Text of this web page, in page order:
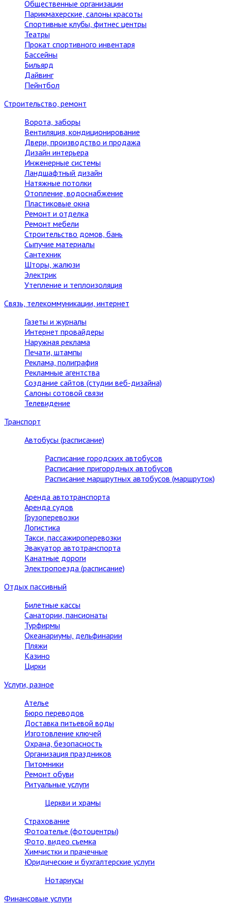
Общественные организации
Парикмахерские, салоны красоты
Спортивные клубы, фитнес центры
Театры
Прокат спортивного инвентаря
Бассейны
Бильярд
Дайвинг
Пейнтбол
Строительство, ремонт
Ворота, заборы
Вентиляция, кондиционирование
Двери, производство и продажа
Дизайн интерьера
Инженерные системы
Ландшафтный дизайн
Натяжные потолки
Отопление, водоснабжение
Пластиковые окна
Ремонт и отделка
Ремонт мебели
Строительство домов, бань
Сыпучие материалы
Сантехник
Шторы, жалюзи
Электрик
Утепление и теплоизоляция
Связь, телекоммуникации, интернет
Газеты и журналы
Интернет провайдеры
Наружная реклама
Печати, штампы
Реклама, полиграфия
Рекламные агентства
Создание сайтов (студии веб-дизайна)
Салоны сотовой связи
Телевидение
Транспорт
Автобусы (расписание)
Расписание городских автобусов
Расписание пригородных автобусов
Расписание маршрутных автобусов (маршруток)
Аренда автотранспорта
Аренда судов
Грузоперевозки
Логистика
Такси, пассажироперевозки
Эвакуатор автотранспорта
Канатные дороги
Электропоезда (расписание)
Отдых пассивный
Билетные кассы
Санатории, пансионаты
Турфирмы
Океанариумы, дельфинарии
Пляжи
Казино
Цирки
Услуги, разное
Ателье
Бюро переводов
Доставка питьевой воды
Изготовление ключей
Охрана, безопасность
Организация праздников
Питомники
Ремонт обуви
Ритуальные услуги
Церкви и храмы
Страхование
Фотоателье (фотоцентры)
Фото, видео съемка
Химчистки и прачечные
Юридические и бухгалтерские услуги
Нотариусы
Финансовые услуги